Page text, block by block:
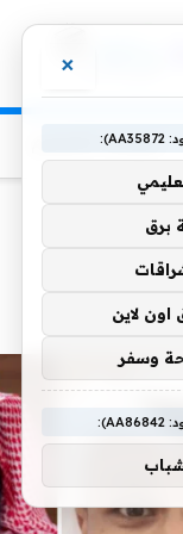
منوعات التعليم
×
برق
اون لاين
وسفر